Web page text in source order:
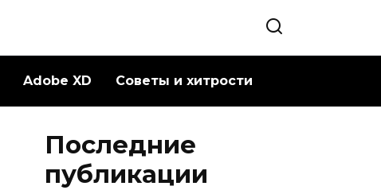
Adobe XD Советы и хитрости
Последние
публикации